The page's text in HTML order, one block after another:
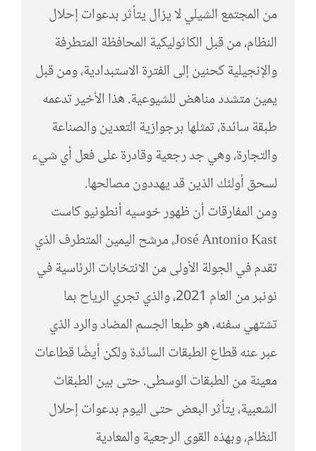
من المجتمع الشيلي لا يزال يتأثر بدعوات إحلال
النظام، من قبل الكاثوليكية المحافظة المتطرفة
والإنجيلية كحنين إلى الفترة الاستبدادية، ومن قبل
يمين متشدد مناهض للشيوعية. هذا الأخير تدعمه
طبقة سائدة، تمثلها برجوازية التعدين والصناعة
والتجارة، وهي جد رجعية وقادرة على فعل أي شيء
لسحق أولئك الذين قد يهددون مصالحها.
ومن المفارقات أن ظهور خوسيه أنطونيو كاست
José Antonio Kast، مرشح اليمين المتطرف الذي
تقدم في الجولة الأولى من الانتخابات الرئاسية في
نونبر من العام 2021، والذي تجري الرياح بما
تشتهي سفنه، هو طبعا الجسم المضاد والرد الذي
عبر عنه قطاع الطبقات السائدة ولكن أيضًا قطاعات
معينة من الطبقات الوسطى. حتى بين الطبقات
الشعبية، يتأثر البعض حتى اليوم بدعوات إحلال
النظام، وبهذه القوى الرجعية والمعادية